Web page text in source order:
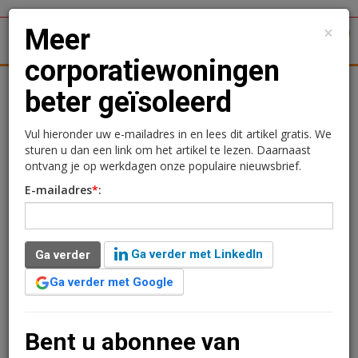
Kantoren Retail
Meer corporatiewoningen
beter geïsoleerd
Ruim 250.000 huishoudens die in een corporatiewoning
wonen, hebben vorig jaar een beter energielabel gekregen en
dus hun stroom-en gasnota zien dalen. Dat blijkt uit de
energieprestatiemonitor van Aedes, de koepel van sociale
×
Meer
corporatiewoningen
beter geïsoleerd
Vul hieronder uw e-mailadres in en lees dit artikel gratis. We
sturen u dan een link om het artikel te lezen. Daarnaast
ontvang je op werkdagen onze populaire nieuwsbrief.
E-mailadres*:
Ga verder
Ga verder met LinkedIn
Ga verder met Google
Bent u abonnee van